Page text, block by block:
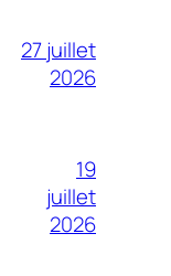
27 juillet
2026
19
juillet
2026